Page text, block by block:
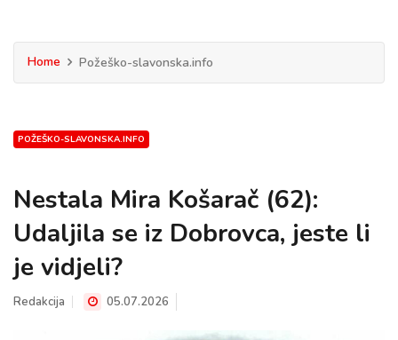
Home Požeško-slavonska.info
POŽEŠKO-SLAVONSKA.INFO
Nestala Mira Košarač (62):
Udaljila se iz Dobrovca, jeste li
je vidjeli?
Redakcija 05.07.2026